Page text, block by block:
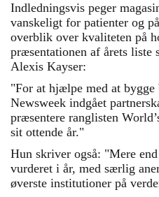
Indledningsvis peger
vanskeligt for patienter og
overblik over kvaliteten på
præsentationen af årets liste
Alexis Kayser:
"For at hjælpe med at
Newsweek indgået
præsentere ranglisten
sit ottende år."
Hun skriver også: "Mere
vurderet i år, med særlig
øverste institutioner på